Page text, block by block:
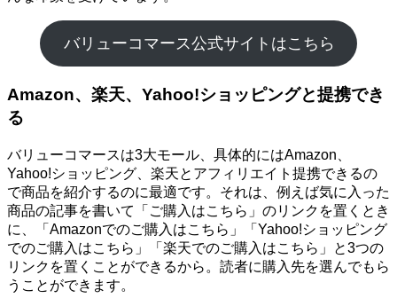
バリューコマース公式サイトはこちら
Amazon、楽天、Yahoo!ショッピングと提携でき
る
バリューコマースは3大モール、具体的にはAmazon、
Yahoo!ショッピング、楽天とアフィリエイト提携できるの
で商品を紹介するのに最適です。それは、例えば気に入った
商品の記事を書いて「ご購入はこちら」のリンクを置くとき
に、「Amazonでのご購入はこちら」「Yahoo!ショッピング
でのご購入はこちら」「楽天でのご購入はこちら」と3つの
リンクを置くことができるから。読者に購入先を選んでもら
うことができます。